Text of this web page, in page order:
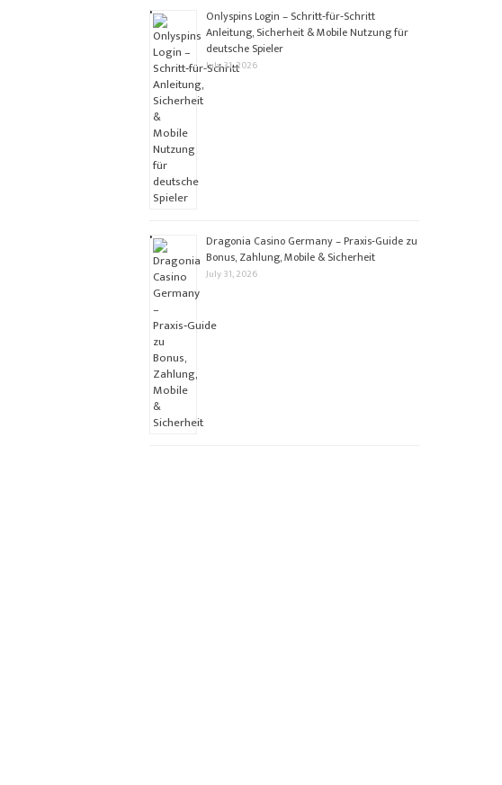
Onlyspins Login – Schritt‑für‑Schritt
Anleitung, Sicherheit & Mobile Nutzung für
deutsche Spieler
July 31, 2026
Dragonia Casino Germany – Praxis‑Guide zu
Bonus, Zahlung, Mobile & Sicherheit
July 31, 2026